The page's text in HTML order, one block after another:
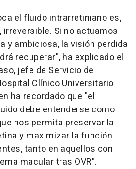
el fluido intrarretiniano es,
Si no actuamos
y ambiciosa, la visión perdida
recuperar", ha explicado el
jefe de Servicio de
Clínico Universitario
ha recordado que "el
debe entenderse como
nos permita preservar la
y maximizar la función
tanto en aquellos con
macular tras OVR".